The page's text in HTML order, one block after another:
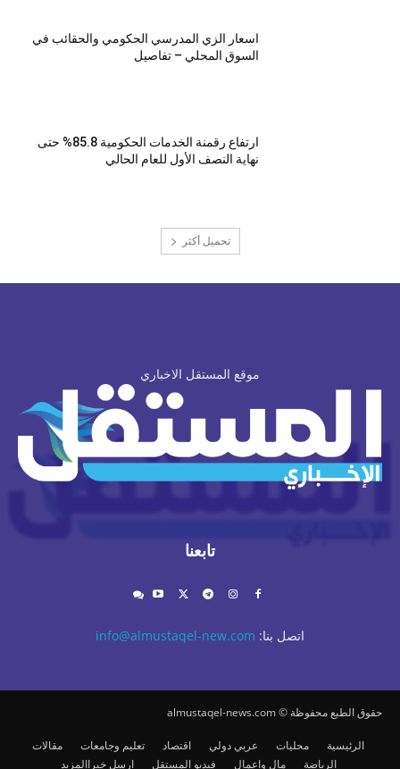
اسعار الزي المدرسي الحكومي والحقائب في
السوق المحلي – تفاصيل
ارتفاع رقمنة الخدمات الحكومية 85.8% حتى
نهاية النصف الأول للعام الحالي
تحميل أكثر
موقع المستقل الاخباري
تابعنا
اتصل بنا: info@almustaqel-new.com
حقوق الطبع محفوظة © almustaqel-news.com
الرئيسية محليات عربي دولي اقتصاد تعليم وجامعات
مقالات
الرياضة
مال واعمال فيديو المستقل ارسل خبراالمزيد